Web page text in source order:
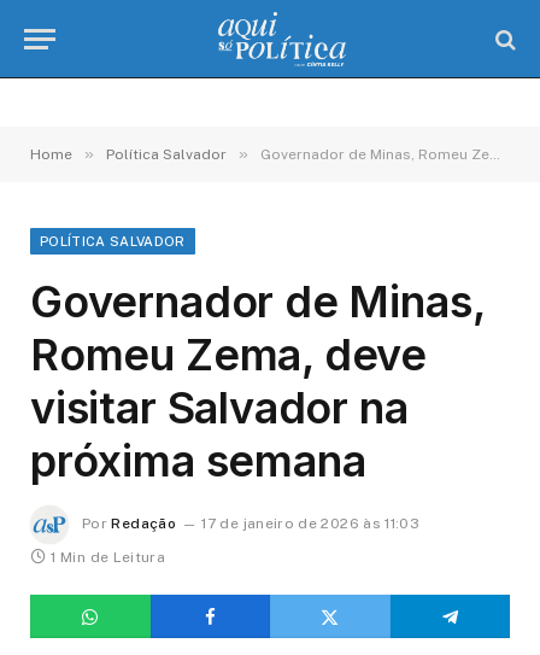
Home » Política Salvador » Governador de Minas, Romeu Zema, deve visitar Salvador na próxima semana
POLÍTICA SALVADOR
Governador de Minas,
Romeu Zema, deve
visitar Salvador na
próxima semana
Por Redação
17 de janeiro de 2026 às 11:03
1 Min de Leitura